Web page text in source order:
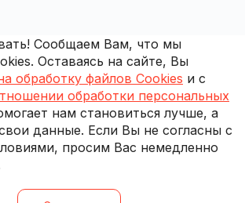
Сообщаем Вам, что мы
Оставаясь на сайте, Вы
обработку файлов Cookies и с
обработки персональных
нам становиться лучше, а
данные. Если Вы не согласны с
просим Вас немедленно